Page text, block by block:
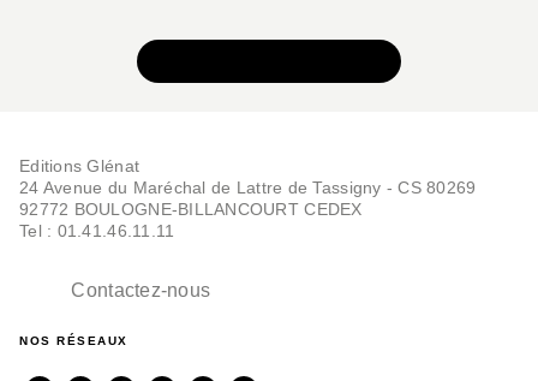
Editions Glénat
24 Avenue du Maréchal de Lattre de Tassigny - CS 80269
92772 BOULOGNE-BILLANCOURT CEDEX
Tel : 01.41.46.11.11
Contactez-nous
NOS RÉSEAUX